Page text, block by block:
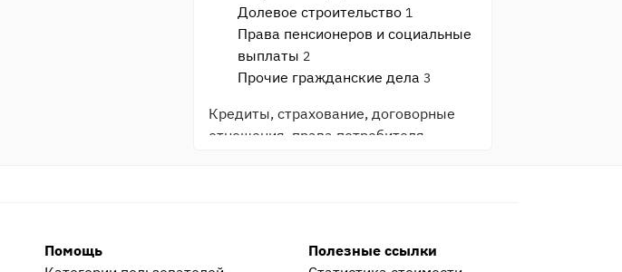
Долевое строительство 1
Права пенсионеров и социальные
выплаты 2
Прочие гражданские дела 3
Кредиты, страхование, договорные
отношения, права потребителя
Прочие уголовные дела 9
Помощь
Полезные ссылки